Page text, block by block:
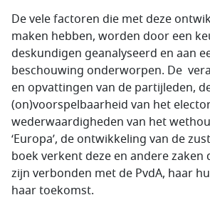
De vele factoren die met deze
maken hebben, worden door een
deskundigen geanalyseerd en aan
beschouwing onderworpen. De
en opvattingen van de partijleden,
(on)voorspelbaarheid van het
wederwaardigheden van het
‘Europa’, de ontwikkeling van de
boek verkent deze en andere zaken
zijn verbonden met de PvdA, haar
haar toekomst.